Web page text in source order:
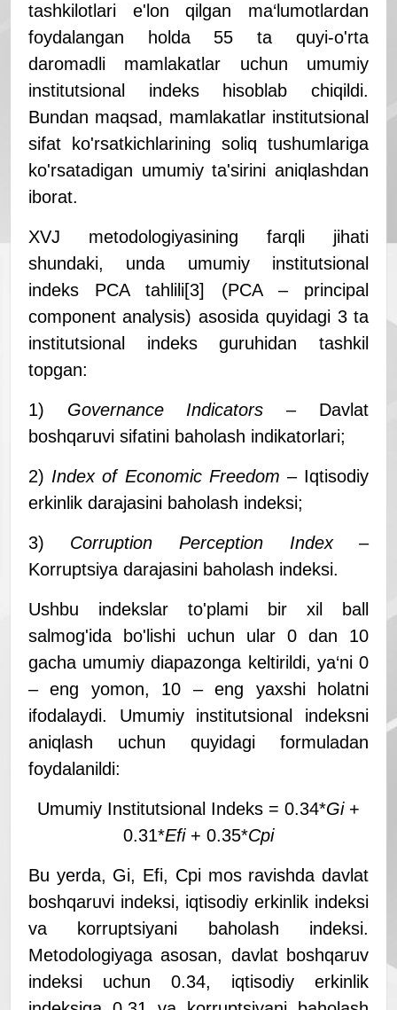
tashkilotlari e'lon qilgan ma‘lumotlardan
foydalangan holda 55 ta quyi-o'rta
daromadli mamlakatlar uchun umumiy
institutsional indeks hisoblab chiqildi.
Bundan maqsad, mamlakatlar institutsional
sifat ko'rsatkichlarining soliq tushumlariga
ko'rsatadigan umumiy ta'sirini aniqlashdan
iborat.
XVJ metodologiyasining farqli jihati
shundaki, unda umumiy institutsional
indeks PCA tahlili[3]
(PCA – principal
component analysis) asosida quyidagi 3 ta
institutsional indeks guruhidan tashkil
topgan:
1) Governance Indicators – Davlat
boshqaruvi sifatini baholash indikatorlari;
2) Index of Economic Freedom – Iqtisodiy
erkinlik darajasini baholash indeksi;
3) Corruption Perception Index–
Korruptsiya darajasini baholash indeksi.
Ushbu indekslar to'plami bir xil ball
salmog'ida bo'lishi uchun ular 0 dan 10
gacha umumiy diapazonga keltirildi, ya‘ni 0
– eng yomon, 10 – eng yaxshi holatni
ifodalaydi. Umumiy institutsional indeksni
aniqlash uchun quyidagi formuladan
foydalanildi:
Umumiy Institutsional Indeks = 0.34*Gi+
0.31*Efi+ 0.35*Cpi
Bu yerda, Gi, Efi, Cpi mos ravishda davlat
boshqaruvi indeksi, iqtisodiy erkinlik indeksi
va korruptsiyani baholash indeksi.
Metodologiyaga asosan, davlat boshqaruv
indeksi uchun 0.34, iqtisodiy erkinlik